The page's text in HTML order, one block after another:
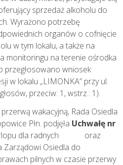
sprzedaż alkoholu do
Wyrażono potrzebę
organów o cofnięcie
w tym lokalu, a także na
monitoringu na terenie ośrodka
przegłosowano wniosek
w lokalu „LIMONKA” przy ul.
przeciw: 1, wstrz.: 1).
wakacyjną, Rada Osiedla
Płn. podjęła Uchwałę nr
dla radnych oraz
Zarządowi Osiedla do
pilnych w czasie przerwy